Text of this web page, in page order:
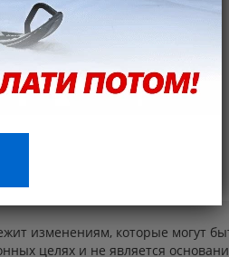
изменениям, которые могут
целях и не является